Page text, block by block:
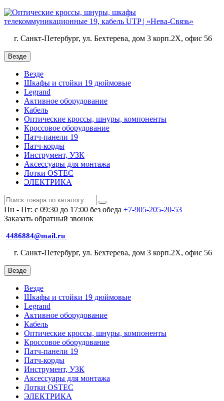
г. Санкт-Петербург, ул. Бехтерева, дом 3 корп.2X, офис 56
Везде
Везде
Шкафы и стойки 19 дюймовые
Legrand
Активное оборудование
Кабель
Оптические кроссы, шнуры, компоненты
Кроссовое оборудование
Патч-панели 19
Патч-корды
Инструмент, УЗК
Аксессуары для монтажа
Лотки OSTEC
ЭЛЕКТРИКА
Пн - Пт: с 09:30 до 17:00 без обеда +7-905-205-20-53
Заказать обратный звонок
4486884@mail.ru
г. Санкт-Петербург, ул. Бехтерева, дом 3 корп.2X, офис 56
Везде
Везде
Шкафы и стойки 19 дюймовые
Legrand
Активное оборудование
Кабель
Оптические кроссы, шнуры, компоненты
Кроссовое оборудование
Патч-панели 19
Патч-корды
Инструмент, УЗК
Аксессуары для монтажа
Лотки OSTEC
ЭЛЕКТРИКА